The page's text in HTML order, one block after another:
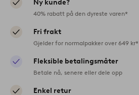
Ny kunde?
40% rabatt på den dyreste varen*
Fri frakt
Gjelder for normalpakker over 649 kr*
Fleksible betalingsmåter
Betale nå, senere eller dele opp
Enkel retur